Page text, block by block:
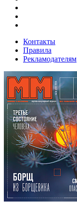
Контакты
Правила
Рекламодателям